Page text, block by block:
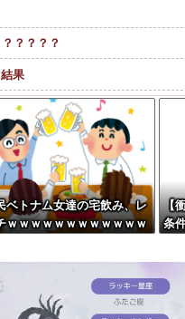
？？？？
果
「原作に忠実に」→爆売れ
一杯詰まってると話題にw w w
」
ベトナム女達の宅飲み、レ
ｗｗｗｗｗｗｗｗｗｗｗｗ
【
条